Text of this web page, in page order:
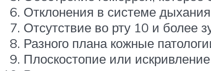
Отклонения в системе
Отсутствие во рту 10 и более
Разного плана кожные
Плоскостопие или